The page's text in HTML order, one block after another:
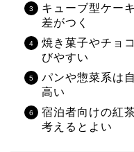
キューブ型ケー
差がつく
焼き菓子やチョ
びやすい
パンや惣菜系は
高い
宿泊者向けの紅
考えるとよい